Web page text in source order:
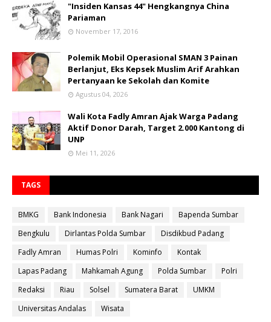
"Insiden Kansas 44" Hengkangnya China
Pariaman
November 17, 2016
Polemik Mobil Operasional SMAN 3 Painan
Berlanjut, Eks Kepsek Muslim Arif Arahkan
Pertanyaan ke Sekolah dan Komite
Agustus 04, 2026
Wali Kota Fadly Amran Ajak Warga Padang
Aktif Donor Darah, Target 2.000 Kantong di
UNP
Mei 11, 2026
TAGS
BMKG Bank Indonesia Bank Nagari
Bapenda Sumbar
Bengkulu
Dirlantas Polda Sumbar
Disdikbud Padang
Fadly Amran
Humas Polri Kominfo
Kontak
Lapas Padang
Mahkamah Agung Polda Sumbar
Polri
Redaksi
Riau Solsel Sumatera Barat
UMKM
Universitas Andalas
Wisata